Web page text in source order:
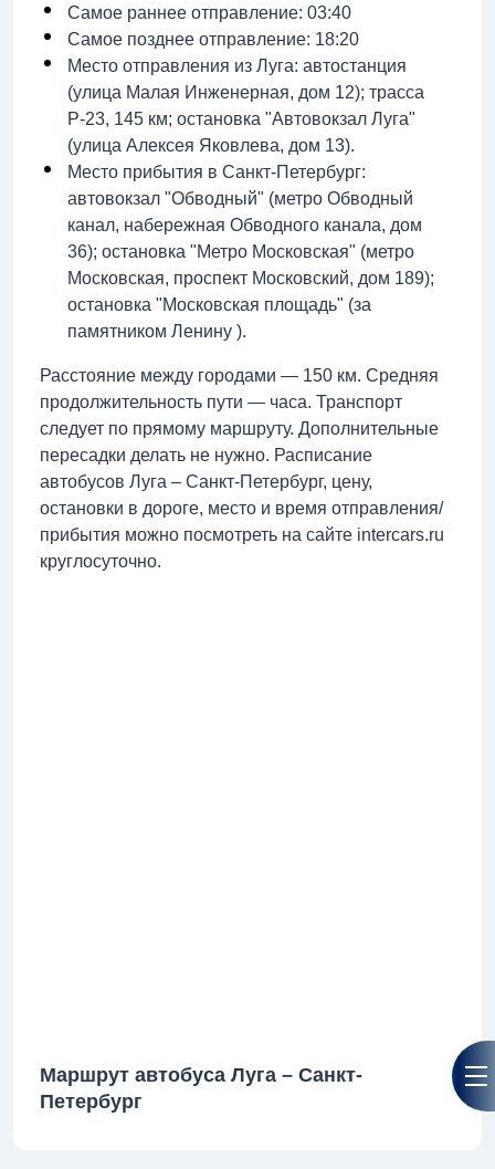
Самое раннее отправление: 03:40
Самое позднее отправление: 18:20
Место отправления из Луга: автостанция
(улица Малая Инженерная, дом 12); трасса
Р-23, 145 км; остановка "Автовокзал Луга"
(улица Алексея Яковлева, дом 13).
Место прибытия в Санкт-Петербург:
автовокзал "Обводный" (метро Обводный
канал, набережная Обводного канала, дом
36); остановка "Метро Московская" (метро
Московская, проспект Московский, дом 189);
остановка "Московская площадь" (за
памятником Ленину ).
Расстояние между городами — 150 км. Средняя
продолжительность пути — часа. Транспорт
следует по прямому маршруту. Дополнительные
пересадки делать не нужно. Расписание
автобусов Луга – Санкт-Петербург, цену,
остановки в дороге, место и время отправления/
прибытия можно посмотреть на сайте intercars.ru
круглосуточно.
Маршрут автобуса Луга – Санкт-
Петербург